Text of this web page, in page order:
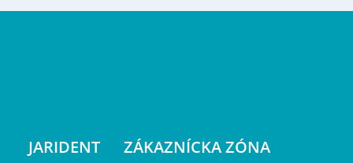
JARIDENT ZÁKAZNÍCKA ZÓNA